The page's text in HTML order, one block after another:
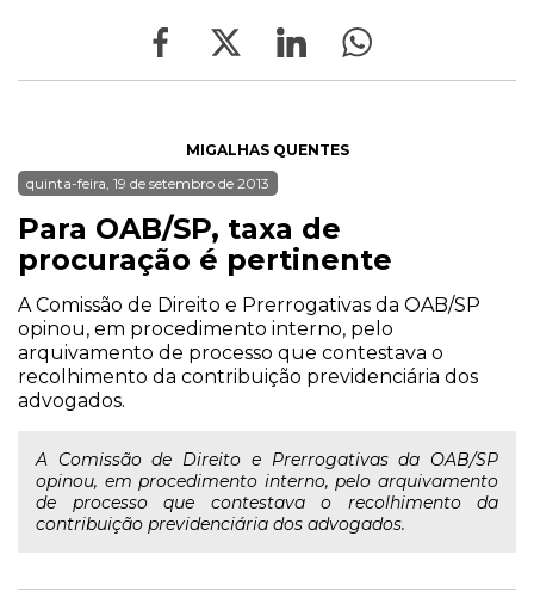
MIGALHAS QUENTES
quinta-feira, 19 de setembro de 2013
Para OAB/SP, taxa de
procuração é pertinente
A Comissão de Direito e Prerrogativas da OAB/SP
opinou, em procedimento interno, pelo
arquivamento de processo que contestava o
recolhimento da contribuição previdenciária dos
advogados.
A Comissão de Direito e Prerrogativas da OAB/SP
opinou, em procedimento interno, pelo arquivamento
de processo que contestava o recolhimento da
contribuição previdenciária dos advogados.